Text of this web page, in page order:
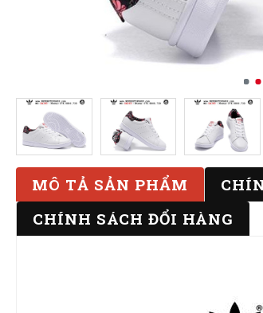
MÔ TẢ SẢN PHẨM
CHÍNH SÁCH ĐỔI HÀNG